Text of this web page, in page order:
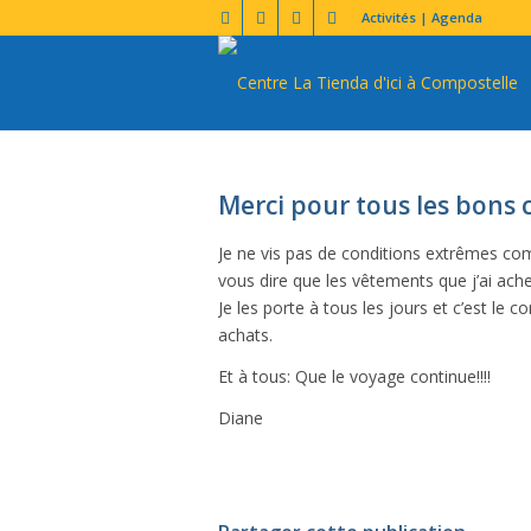
Activités | Agenda
Merci pour tous les bons
Je ne vis pas de conditions extrêmes
vous dire que les vêtements que j’ai
Je les porte à tous les jours et c’est le
achats.
Et à tous: Que le voyage continue!!!!
Diane